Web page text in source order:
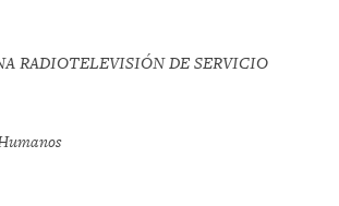
RADIOTELEVISIÓN DE SERVICIO